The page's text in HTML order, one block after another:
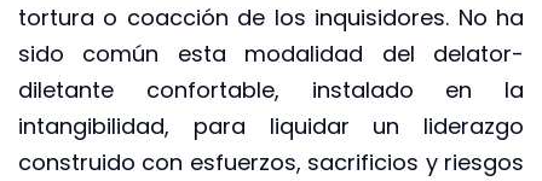
tortura o coacción de los inquisidores. No ha
sido común esta modalidad del delator-
diletante confortable, instalado en la
intangibilidad, para liquidar un liderazgo
construido con esfuerzos, sacrificios y riesgos